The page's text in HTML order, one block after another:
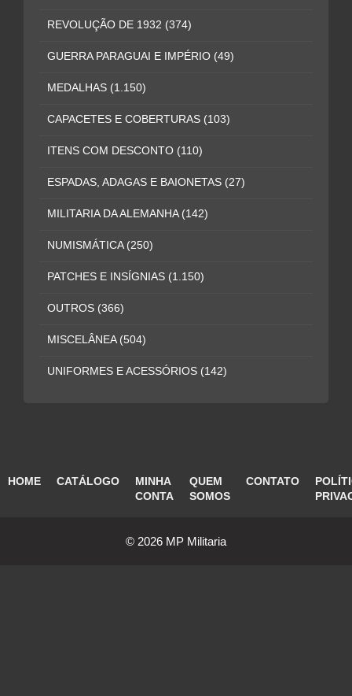
REVOLUÇÃO DE 1932 (374)
GUERRA PARAGUAI E IMPÉRIO (49)
MEDALHAS (1.150)
CAPACETES E COBERTURAS (103)
ITENS COM DESCONTO (110)
ESPADAS, ADAGAS E BAIONETAS (27)
MILITARIA DA ALEMANHA (142)
NUMISMÁTICA (250)
PATCHES E INSÍGNIAS (1.150)
OUTROS (366)
MISCELÂNEA (504)
UNIFORMES E ACESSÓRIOS (142)
HOME CATÁLOGO
MINHA
CONTA
QUEM
SOMOS
CONTATO
© 2026 MP Militaria